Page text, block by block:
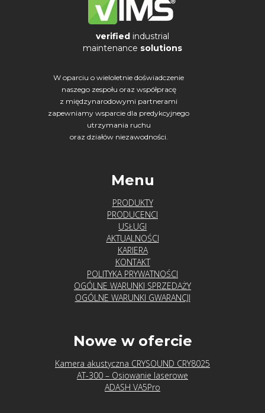
verified industrial
maintenance solutions
W oparciu o wieloletnie doświadczenie
naszego zespołu oraz współpracę
z międzynarodowymi partnerami
zapewniamy wsparcie dla predykcyjnego
utrzymania ruchu
oraz działów niezawodności.
Menu
PRODUKTY
PRODUCENCI
USŁUGI
AKTUALNOŚCI
KARIERA
KONTAKT
POLITYKA PRYWATNOŚCI
OGÓLNE WARUNKI SPRZEDAŻY
OGÓLNE WARUNKI GWARANCJI
Nowe w ofercie
Kamera akustyczna CRYSOUND CRY8025
AT-300 – Osiowanie laserowe
ADASH VA5Pro